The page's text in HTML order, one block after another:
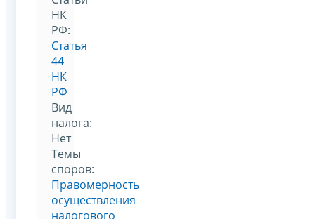
НК
РФ:
Статья
44
НК
РФ
Вид
налога:
Нет
Темы
споров:
Правомерность
осуществления
налогового